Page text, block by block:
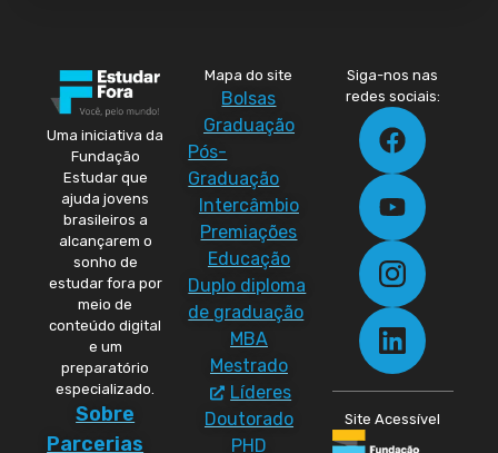
Uma iniciativa da
Fundação
Estudar que
ajuda jovens
brasileiros a
alcançarem o
sonho de
estudar fora por
meio de
conteúdo digital
e um
preparatório
especializado.
Sobre
Parcerias
Mapa do site
Bolsas
Graduação
Pós-
Graduação
Intercâmbio
Premiações
Educação
Duplo diploma
de graduação
MBA
Mestrado
Líderes
Doutorado
PHD
Siga-nos nas
redes sociais:
Site Acessível